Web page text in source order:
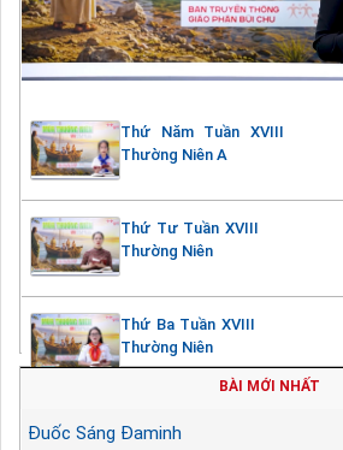
Thứ Năm Tuần XVIII
Thường Niên A
Thứ Tư Tuần XVIII
Thường Niên
Thứ Ba Tuần XVIII
Thường Niên
BÀI MỚI NHẤT
Đuốc Sáng Đaminh